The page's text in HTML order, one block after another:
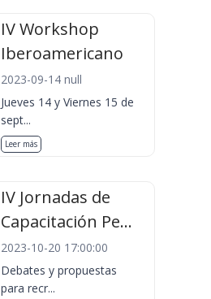
IV Workshop
Iberoamericano
2023-09-14 null
Jueves 14 y Viernes 15 de
sept...
Leer más
IV Jornadas de
Capacitación Pe...
2023-10-20 17:00:00
Debates y propuestas
para recr...